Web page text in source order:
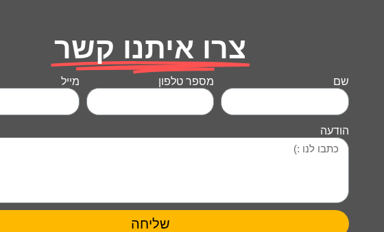
צרו איתנו קשר
שם מספר טלפון מייל
הודעה
שליחה